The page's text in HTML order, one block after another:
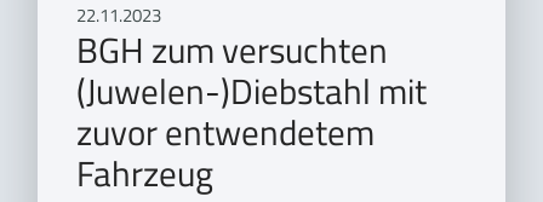
22.11.2023
BGH zum versuchten
(Juwelen-)Diebstahl mit
zuvor entwendetem
Fahrzeug